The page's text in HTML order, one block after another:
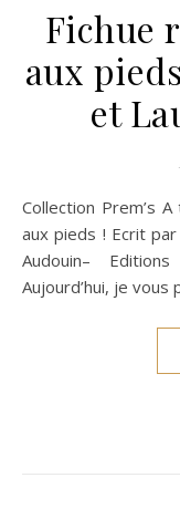
Fichue
aux
et
Collection Prem’s A tour de rôle : Fichue randonnée…Poils
aux pieds ! Ecrit
Audouin–
Aujourd’hui, je